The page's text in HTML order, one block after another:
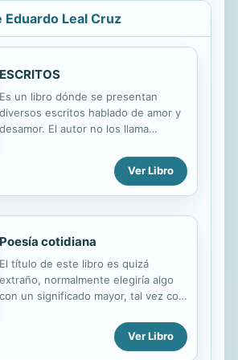
Eduardo Leal Cruz
ESCRITOS
Es un libro dónde se presentan
diversos escritos hablado de amor y
desamor. El autor no los llama
titulo de poesía es algo que aun no
se han ganado sus obras. Ver Libro
Poesía cotidiana
El título de este libro es quizá
extraño, normalmente elegiría algo
con un significado mayor, tal vez con
la recopilación y corrección de mis
poemas (si es que este conjunto de
Ver Libro